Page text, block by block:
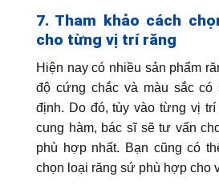
7. Tham khảo cách
cho từng vị trí răng
Hiện nay có nhiều sản phẩm
độ cứng chắc và màu sắc có
định. Do đó, tùy vào từng vị trí
cung hàm, bác sĩ sẽ tư vấn
phù hợp nhất. Bạn cũng có
chọn loại răng sứ phù hợp cho